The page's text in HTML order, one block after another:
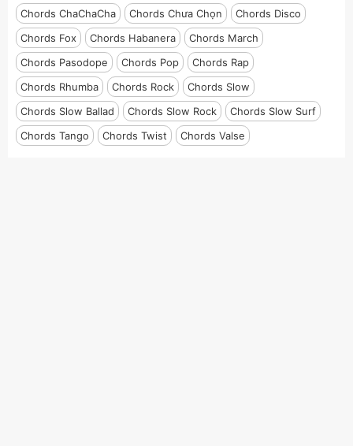
Chords ChaChaCha
Chords Chưa Chọn
Chords Disco
Chords Fox
Chords Habanera
Chords March
Chords Pasodope
Chords Pop
Chords Rap
Chords Rhumba
Chords Rock
Chords Slow
Chords Slow Ballad
Chords Slow Rock
Chords Slow Surf
Chords Tango
Chords Twist Chords Valse